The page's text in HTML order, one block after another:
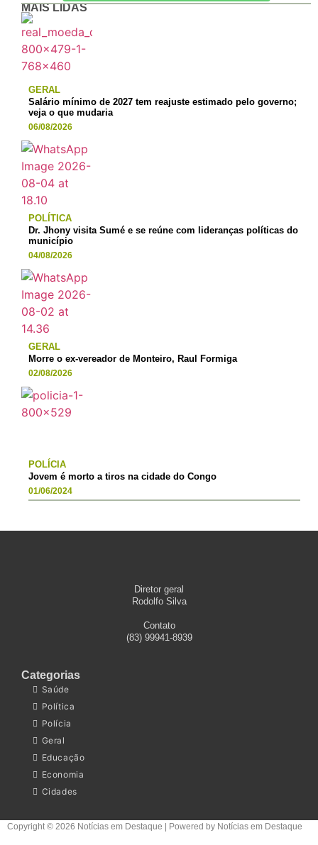
MAIS LIDAS
GERAL
Salário mínimo de 2027 tem reajuste estimado pelo governo;
veja o que mudaria
06/08/2026
POLÍTICA
Dr. Jhony visita Sumé e se reúne com lideranças políticas do
município
04/08/2026
GERAL
Morre o ex-vereador de Monteiro, Raul Formiga
02/08/2026
POLÍCIA
Jovem é morto a tiros na cidade do Congo
01/06/2024
Diretor geral
Rodolfo Silva
Contato
(83) 99941-8939
Categorias
Saúde
Política
Polícia
Geral
Educação
Economia
Cidades
Copyright © 2026 Notícias em Destaque | Powered by Notícias em Destaque